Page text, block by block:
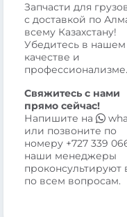
Запчасти для
с доставкой по
всему Казахстану!
Убедитесь в нашем
качестве и
профессионализме.
Свяжитесь с нами
прямо сейчас!
Напишите на
или позвоните по
номеру +727 339
наши менеджеры
проконсультируют
по всем вопросам.